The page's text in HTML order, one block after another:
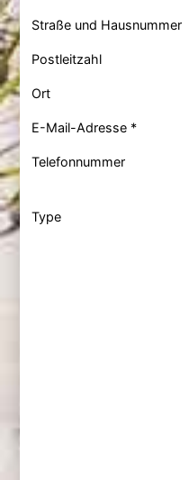
Straße und Hausnummer
Postleitzahl
Ort
E-Mail-Adresse *
Telefonnummer
Type